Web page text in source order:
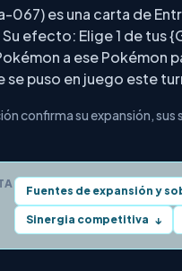
067) es una carta de
efecto: Elige 1 de tus
a ese Pokémon
se puso en juego este
confirma su expansión,
Fuentes de expansión y
Sinergia competitiva ↓